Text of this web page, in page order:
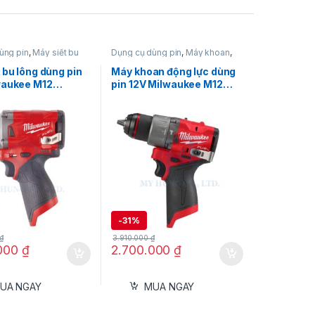
pin, Máy siết bu
siết bu lông dùng pin
lông dùng pin
M12
₫
₫
NGAY
Dụng cụ dùng pin, Máy khoan,
Máy khoan bê tông
Máy khoan
bê tông dùng pin 12V,Máy
khoan động lực,Máy khoan dùng
pin 12V,Milwaukee
Máy khoan động lực dùng
pin 12V Milwaukee M12
-31%
2.700.000 ₫
3.910.000₫
MUA NGAY